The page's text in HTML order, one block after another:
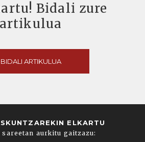
Bidali zure
artikulua
BIDALI ARTIKULUA
ELKARTU
aurkitu gaitzazu: